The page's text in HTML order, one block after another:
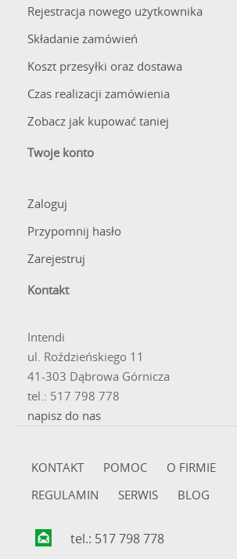
Rejestracja nowego użytkownika
Składanie zamówień
Koszt przesyłki oraz dostawa
Czas realizacji zamówienia
Zobacz jak kupować taniej
Twoje konto
Zaloguj
Przypomnij hasło
Zarejestruj
Kontakt
Intendi
ul. Roździeńskiego 11
41-303 Dąbrowa Górnicza
tel.: 517 798 778
napisz do nas
KONTAKT POMOC
O FIRMIE
REGULAMIN
SERWIS BLOG
tel.: 517 798 778